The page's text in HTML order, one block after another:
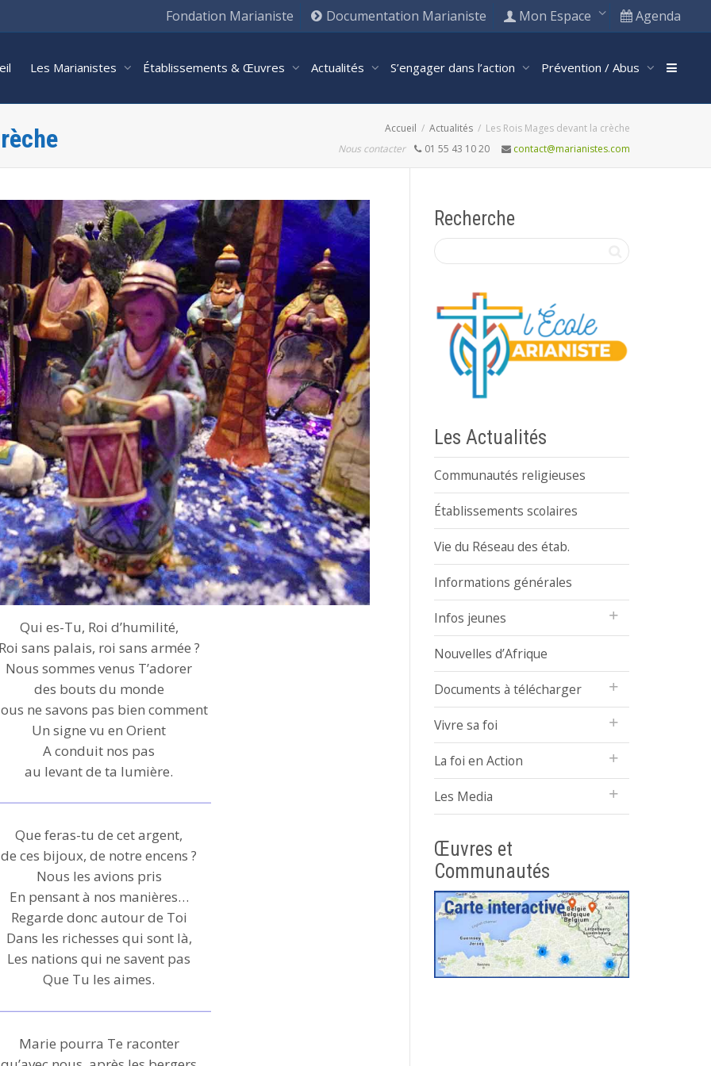
Fondation Marianiste Documentation Marianiste Mon Espace Agenda
Les Marianistes Établissements & Œuvres Actualités S’engager dans l’action Prévention / Abus
Accueil Actualités
Les Rois Mages devant la crèche
Nous contacter
01 55 43 10 20 contact@marianistes.com
Qui es-Tu, Roi d’humilité,
sans palais, roi sans armée ?
Nous sommes venus T’adorer
des bouts du monde
ne savons pas bien comment
Un signe vu en Orient
A conduit nos pas
au levant de ta lumière.
Que feras-tu de cet argent,
de ces bijoux, de notre encens ?
Nous les avions pris
En pensant à nos manières…
Regarde donc autour de Toi
Dans les richesses qui sont là,
Les nations qui ne savent pas
Que Tu les aimes.
Marie pourra Te raconter
Recherche
Les Actualités
Communautés religieuses
Établissements scolaires
Vie du Réseau des étab.
Informations générales
Infos jeunes
Nouvelles d’Afrique
Documents à télécharger
Vivre sa foi
La foi en Action
Les Media
Œuvres et
Communautés